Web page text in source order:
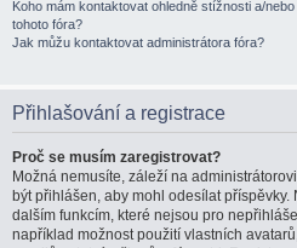
Koho mám kontaktovat ohledně stížnosti a/
tohoto fóra?
Jak můžu kontaktovat administrátora fóra?
Přihlašování a registrace
Proč se musím zaregistrovat?
Možná nemusíte, záleží na
být přihlášen, aby mohl odesílat
dalším funkcím, které nejsou pro
například možnost použití vlastních